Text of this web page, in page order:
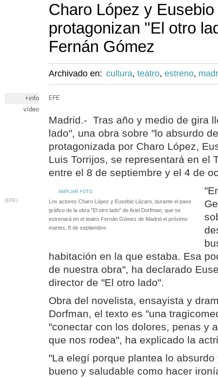
Charo López y
protagonizan "El otro
Fernán Gómez
Archivado en: cultura, teatro, estreno,
+info
vídeo
EFE
Madrid.- Tras año y medio de gira
lado", una obra sobre "lo absurdo
protagonizada por Charo López,
Luis Torrijos, se representará en el
entre el 8 de septiembre y el 4 de
AMPLIAR FOTO
(EFE)
Los actores Charo López y Eusebio Lázaro, durante el pase
gráfico de la obra "El otro lado" de Ariel Dorfman, que se
estrenará en el teatro Fernán Gómez de Madrid el próximo
martes, 8 de septiembre.
habitación en la que estaba. Esa
de nuestra obra", ha declarado
director de "El otro lado".
Obra del novelista, ensayista y
Dorfman, el texto es "una
"conectar con los dolores, penas y
que nos rodea", ha explicado la
"La elegí porque plantea lo
bueno y saludable como hacer